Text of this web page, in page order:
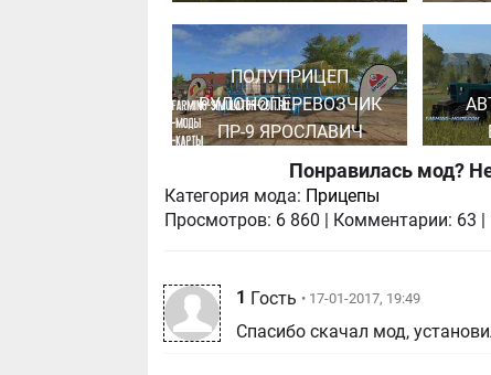
ПОЛУПРИЦЕП
РУЛОНОПЕРЕВОЗЧИК
ПР-9 ЯРОСЛАВИЧ
Понравилась мод?
Категория мода: Прицепы
Просмотров: 6 860 Комментарии: 63
1 Гость • 17-01-2017, 19:49
Спасибо скачал мод,